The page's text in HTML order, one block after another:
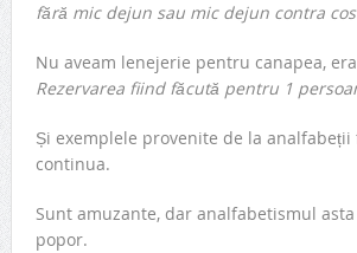
fără mic dejun sau mic dejun contra
Nu aveam lenejerie pentru canapea,
Rezervarea fiind făcută pentru 1
Și exemplele provenite de la
continua.
Sunt amuzante, dar analfabetismul
popor.